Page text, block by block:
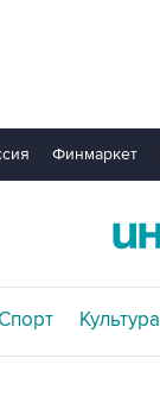
Финмаркет
Культура